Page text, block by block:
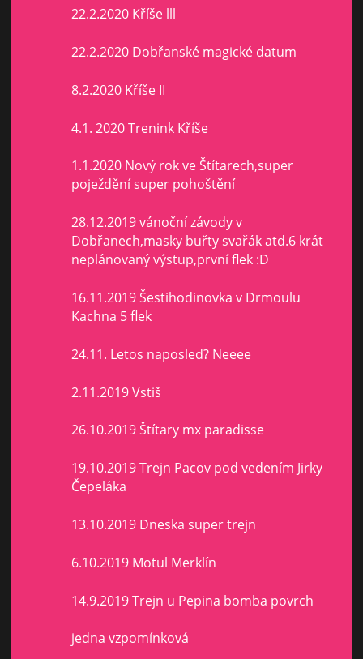
22.2.2020 Kříše lll
22.2.2020 Dobřanské magické datum
8.2.2020 Kříše II
4.1. 2020 Trenink Kříše
1.1.2020 Nový rok ve Štítarech,super
poježdění super pohoštění
28.12.2019 vánoční závody v
Dobřanech,masky buřty svařák atd.6 krát
neplánovaný výstup,první flek :D
16.11.2019 Šestihodinovka v Drmoulu
Kachna 5 flek
24.11. Letos naposled? Neeee
2.11.2019 Vstiš
26.10.2019 Štítary mx paradisse
19.10.2019 Trejn Pacov pod vedením Jirky
Čepeláka
13.10.2019 Dneska super trejn
6.10.2019 Motul Merklín
14.9.2019 Trejn u Pepina bomba povrch
jedna vzpomínková